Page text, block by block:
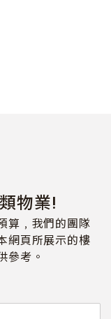
物業!
算﹐我們的團隊
網頁所展示的樓
參考。